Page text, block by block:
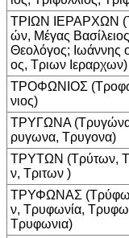
ΤΡΙΩΝ ΙΕΡΑΡΧΩΝ
ών, Μέγας
Θεολόγος; Ιωάννης
ος, Τριων Ιεραρχων)
ΤΡΟΦΩΝΙΟΣ
νιος)
ΤΡΥΓΩΝΑ
ρυγωνα, Τρυγονα)
ΤΡΥΤΩΝ (Τρύτων,
ν, Τριτων )
ΤΡΥΦΩΝΑΣ
ν, Τρυφωνία,
Τρυφωνια)